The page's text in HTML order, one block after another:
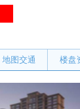
地图交通 楼盘